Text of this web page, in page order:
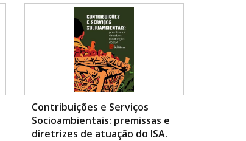
BUSCAR
Contribuições e Serviços
Socioambientais: premissas e
diretrizes de atuação do ISA.